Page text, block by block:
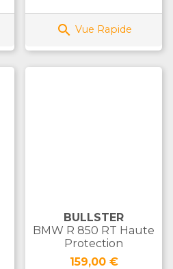
 Vue Rapide
BULLSTER
BMW R 850 RT Haute
Protection
Prix
159,00 €